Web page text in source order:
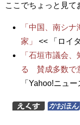
ここでちょっと見て
「中国、南シ
家」
<< 「ロイ
「石垣市議会
る 賛成多数で
「Yahoo!ニュー